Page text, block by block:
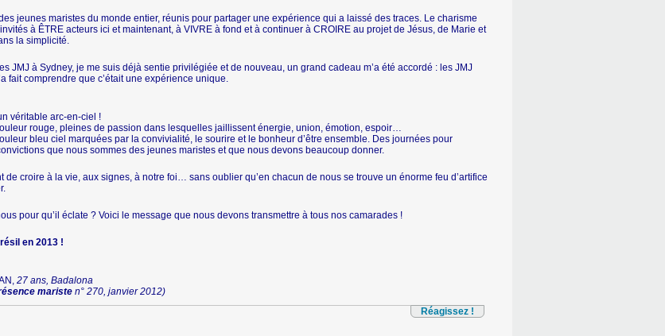
jeunes maristes du monde entier, réunis pour partager une expérience qui a laissé des traces. Le charisme
à ÊTRE acteurs ici et maintenant, à VIVRE à fond et à continuer à CROIRE au projet de Jésus, de Marie et
la simplicité.
JMJ à Sydney, je me suis déjà sentie privilégiée et de nouveau, un grand cadeau m’a été accordé : les JMJ
fait comprendre que c’était une expérience unique.
véritable arc-en-ciel !
rouge, pleines de passion dans lesquelles jaillissent énergie, union, émotion, espoir…
bleu ciel marquées par la convivialité, le sourire et le bonheur d’être ensemble. Des journées pour
que nous sommes des jeunes maristes et que nous devons beaucoup donner.
de croire à la vie, aux signes, à notre foi… sans oublier qu’en chacun de nous se trouve un énorme feu d’artifice
pour qu’il éclate ? Voici le message que nous devons transmettre à tous nos camarades !
en 2013 !
27 ans, Badalona
maristen° 270, janvier 2012)
Réagissez !